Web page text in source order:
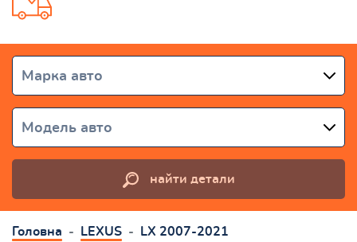
Марка авто
Модель авто
найти детали
Головна LEXUS LX 2007-2021